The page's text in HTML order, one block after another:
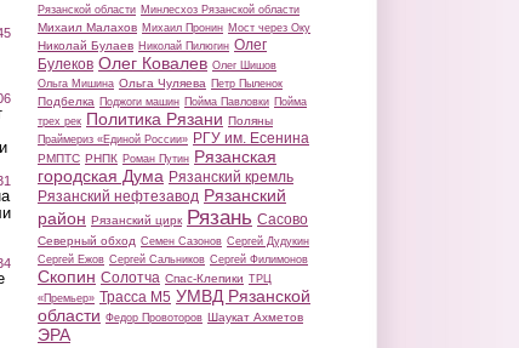
Рязанской области Минлесхоз Рязанской области
Михаил Малахов Михаил Пронин Мост через Оку
Николай Булаев Николай Пилюгин Олег
Булеков Олег Ковалев Олег Шишов
Ольга Мишина Ольга Чуляева Петр Пыленок
Подбелка Поджоги машин Пойма Павловки Пойма
трех рек Политика Рязани Поляны
Праймериз «Единой России» РГУ им. Есенина
РМПТС РНПК Роман Путин Рязанская
городская Дума Рязанский кремль
Рязанский нефтезавод Рязанский
район Рязанский цирк Рязань Сасово
Северный обход Семен Сазонов Сергей Дудукин
Сергей Ежов Сергей Сальников Сергей Филимонов
Скопин Солотча Спас-Клепики ТРЦ
«Премьер» Трасса М5 УМВД Рязанской
области Федор Провоторов Шаукат Ахметов
ЭРА